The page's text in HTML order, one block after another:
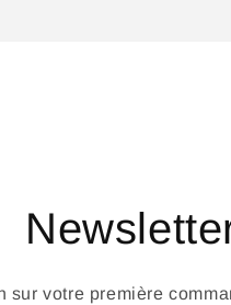
sur votre première